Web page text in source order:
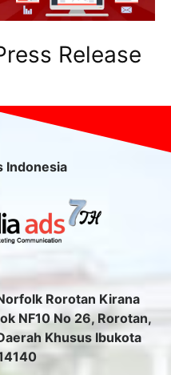
Release
Indonesia
Rorotan Kirana
NF10 No 26, Rorotan,
Khusus Ibukota